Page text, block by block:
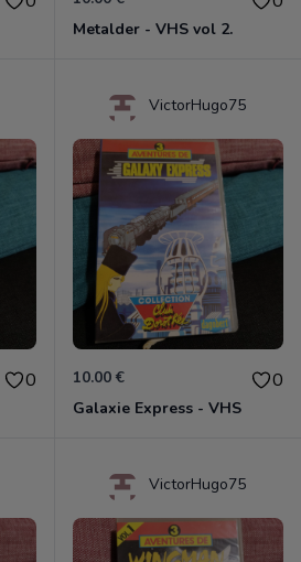
Metalder - VHS vol 2.
0
VictorHugo75
10.00 € 0
Galaxie Express - VHS
VictorHugo75